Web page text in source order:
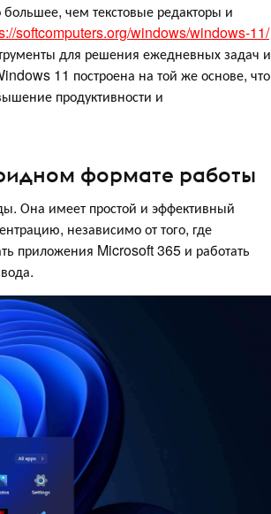
чем текстовые редакторы и
softcomputers.org/windows/windows-11/
для решения ежедневных задач и
11 построена на той же основе, что
продуктивности и
формате работы
Она имеет простой и эффективный
независимо от того, где
приложения Microsoft 365 и работать